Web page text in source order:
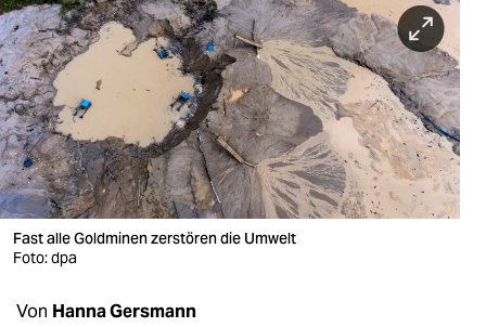
berlin
nord
wahrheit
verlag
verlag
veranstaltungen
shop
Fast alle Goldminen zerstören die Umwelt
Foto: dpa
Von Hanna Gersmann